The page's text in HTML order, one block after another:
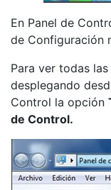
En Panel de
de Configuración
Para ver todas
desplegando
Control la opción
de Control.